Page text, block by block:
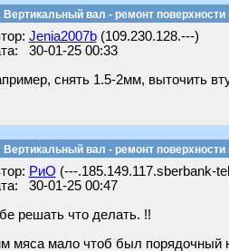
Вертикальный вал - ремонт поверхности
Jenia2007b(109.230.128.---)
30-01-25 00:33
снять 1.5-2мм, выточить
Вертикальный вал - ремонт поверхности
РиО (---.185.149.117.sberbank-
30-01-25 00:47
решать что делать. !!
мяса мало чтоб был порядочный